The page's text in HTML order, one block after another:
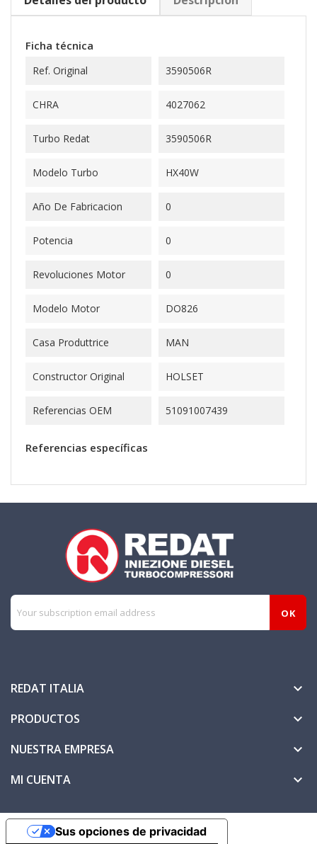
Ficha técnica
Ref. Original 3590506R
CHRA 4027062
Turbo Redat 3590506R
Modelo Turbo HX40W
Año De Fabricacion 0
Potencia 0
Revoluciones Motor 0
Modelo Motor DO826
Casa Produttrice MAN
Constructor Original HOLSET
Referencias OEM 51091007439
Referencias específicas
REDAT ITALIA 
PRODUCTOS 
NUESTRA EMPRESA 
MI CUENTA 
Sus opciones de privacidad